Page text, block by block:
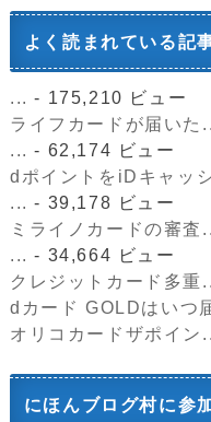
よく読まれている記
... - 175,210 ビュー
ライフカードが届いた
... - 62,174 ビュー
dポイントをiDキャッ
... - 39,178 ビュー
ミライノカードの審査
... - 34,664 ビュー
クレジットカード多重
dカード GOLDはいつ
オリコカードザポイン
にほんブログ村に参